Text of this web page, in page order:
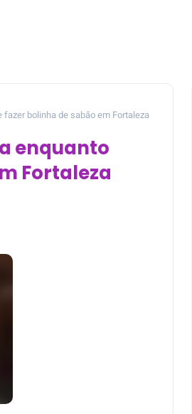
bolinha de sabão em Fortaleza
enquanto
Fortaleza